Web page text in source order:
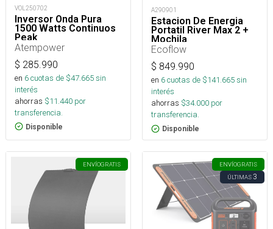
VOL250702
Inversor Onda Pura
1500 Watts Continuos
Peak
Atempower
$ 285.990
en 6cuotas de $47.665sin
interés
ahorras $11.440 por
transferencia.
Disponible
A290901
Estacion De Energia
Portatil River Max 2 +
Mochila
Ecoflow
$ 849.990
en 6cuotas de $141.665sin
interés
ahorras $34.000 por
transferencia.
Disponible
ENVÍOGRATIS ENVÍOGRATIS
ÚLTIMAS3